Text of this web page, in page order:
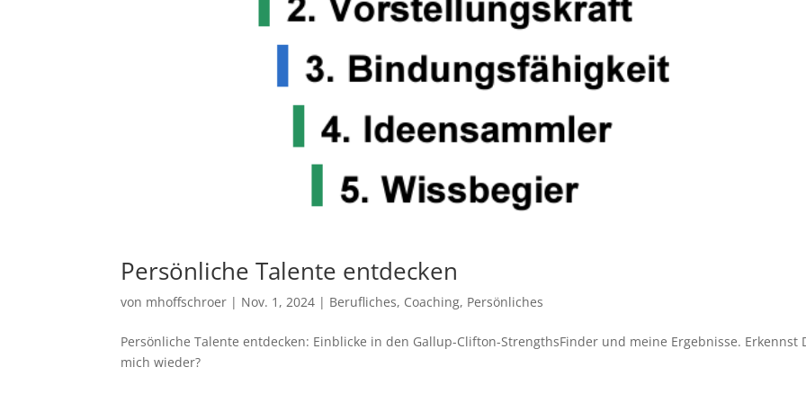
Persönliche Talente entdecken
von mhoffschroer | Nov. 1, 2024 | Berufliches, Coaching, Persönliches
Persönliche Talente entdecken: Einblicke in den Gallup-Clifton-StrengthsFinder und meine Ergebnisse. Erkennst
mich wieder?